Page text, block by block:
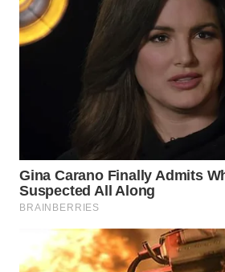
TEBING
TINGGI
WN
BEKASI
WN
BOGOR